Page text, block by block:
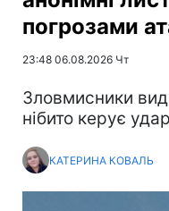
погрозами
23:48 06.08.2026 Чт
Зловмисники
нібито керує
КАТЕРИНА КОВАЛЬ